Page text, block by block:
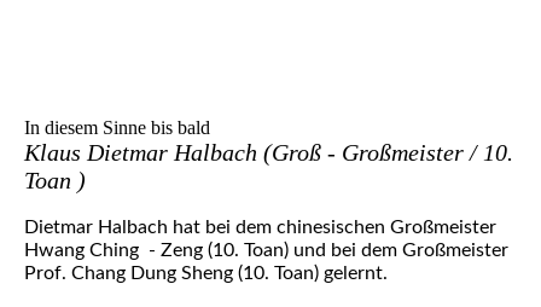
In diesem Sinne bis bald
Klaus Dietmar Halbach (Groß - Großmeister / 10.
Toan )
Dietmar Halbach hat bei dem chinesischen Großmeister
Hwang Ching - Zeng (10. Toan) und bei dem Großmeister
Prof. Chang Dung Sheng (10. Toan) gelernt.